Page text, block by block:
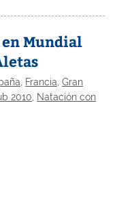
Mundial
, Francia,Gran
2010
Natación con